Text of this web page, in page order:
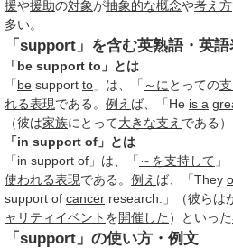
援や援助の対象が抽象的な概念や考え方
多い。
「support」を含む英熟語・英
「be support to」とは
「be support to 」は、「 ～に とっての支
れる表現である。 例え ば、「He is a
（彼は家族にとって大きな支え である
「in support of」とは
「in support of」は、「 ～を支持して
使われる表現である。 例え ば、「They
support of cancer research.」（彼らは
ャリティイベント を開催した ）といった
「support」の使い方・例文